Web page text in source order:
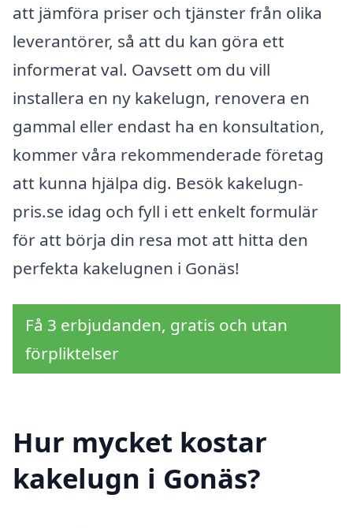
att jämföra priser och tjänster från olika
leverantörer, så att du kan göra ett
informerat val. Oavsett om du vill
installera en ny kakelugn, renovera en
gammal eller endast ha en konsultation,
kommer våra rekommenderade företag
att kunna hjälpa dig. Besök kakelugn-
pris.se idag och fyll i ett enkelt formulär
för att börja din resa mot att hitta den
perfekta kakelugnen i Gonäs!
Få 3 erbjudanden, gratis och utan
förpliktelser
Hur mycket kostar
kakelugn i Gonäs?